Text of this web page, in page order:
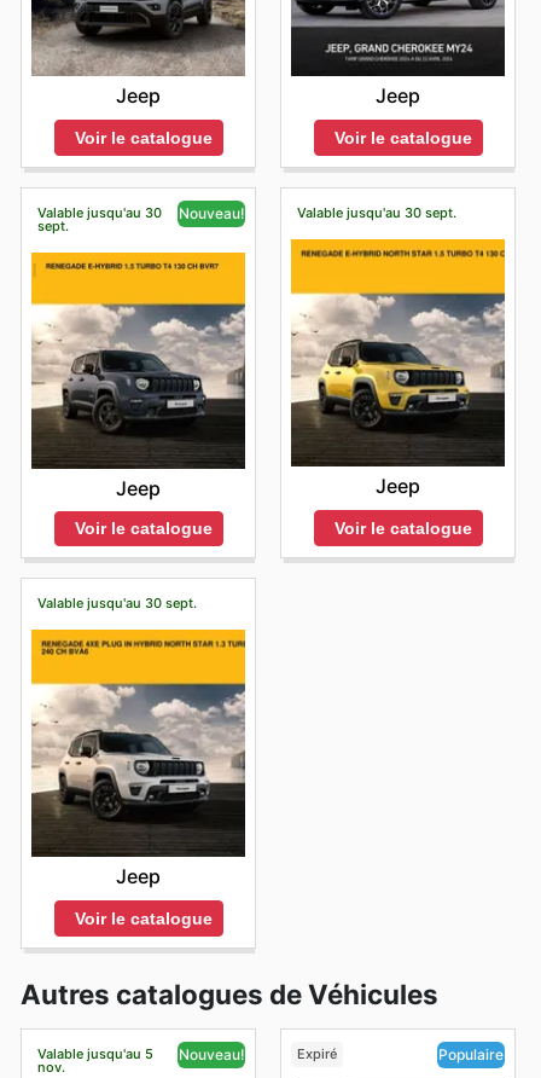
Jeep
Voir le catalogue
Jeep
Voir le catalogue
Valable jusqu'au 30
sept.
Nouveau!
Jeep
Voir le catalogue
Valable jusqu'au 30 sept.
Jeep
Voir le catalogue
Valable jusqu'au 30 sept.
Jeep
Voir le catalogue
Autres catalogues de Véhicules
Valable jusqu'au 5
nov.
Nouveau! Expiré Populaire